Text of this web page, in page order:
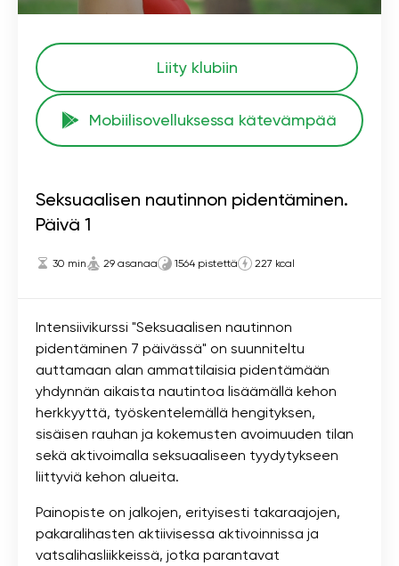
Liity klubiin
Mobiilisovelluksessa kätevämpää
Seksuaalisen nautinnon pidentäminen.
Päivä 1
30 min 29 asanaa 1564 pistettä 227 kcal
Intensiivikurssi "Seksuaalisen nautinnon
pidentäminen 7 päivässä" on suunniteltu
auttamaan alan ammattilaisia ​​pidentämään
yhdynnän aikaista nautintoa lisäämällä kehon
herkkyyttä, työskentelemällä hengityksen,
sisäisen rauhan ja kokemusten avoimuuden tilan
sekä aktivoimalla seksuaaliseen tyydytykseen
liittyviä kehon alueita.
Painopiste on jalkojen, erityisesti takaraajojen,
pakaralihasten aktiivisessa aktivoinnissa ja
vatsalihasliikkeissä, jotka parantavat